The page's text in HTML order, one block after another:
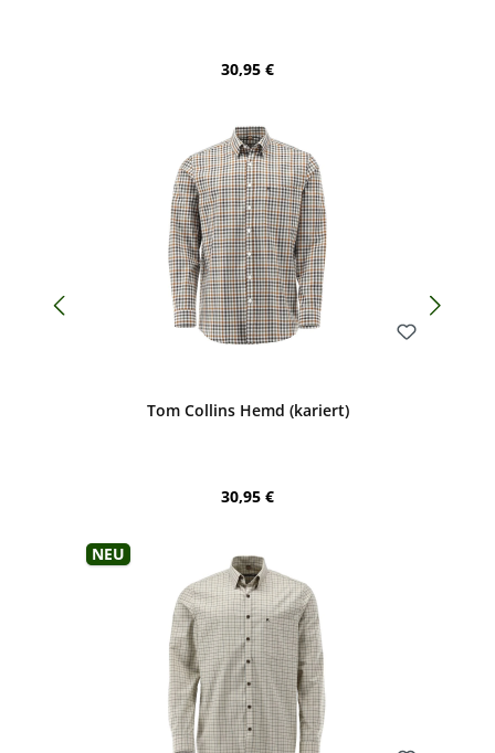
Regulärer Preis:
30,95 €
Tom Collins Hemd (kariert)
Regulärer Preis:
30,95 €
Neu